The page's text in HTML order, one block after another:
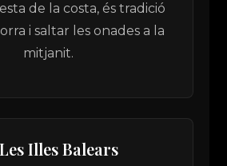
de la costa, és tradició
i saltar les onades a la
mitjanit.
Les Illes Balears